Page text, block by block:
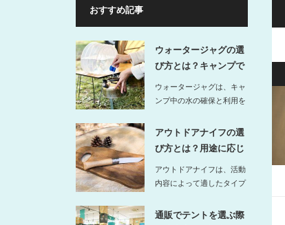
おすすめ記事
ウォータージャグの選
び方とは？キャンプで
役立つ注水…
ウォータージャグは、キャ
ンプ中の水の確保と利用を
アイテム…
アウトドアナイフの選
び方とは？用途に応じ
たタイプを…
アウトドアナイフは、活動
内容によって適したタイプ
キ…
通販でテントを選ぶ際